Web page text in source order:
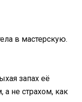
в мастерскую.
запах её
не страхом, как